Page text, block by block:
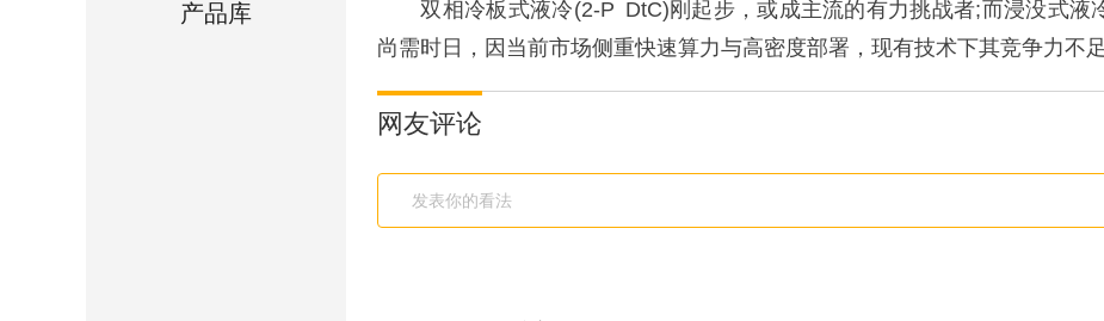
产品库
双相冷板式液冷(2-P DtC)刚起步，或成主流的有力挑战者;而浸没式液
尚需时日，因当前市场侧重快速算力与高密度部署，现有技术下其竞争力不足
网友评论